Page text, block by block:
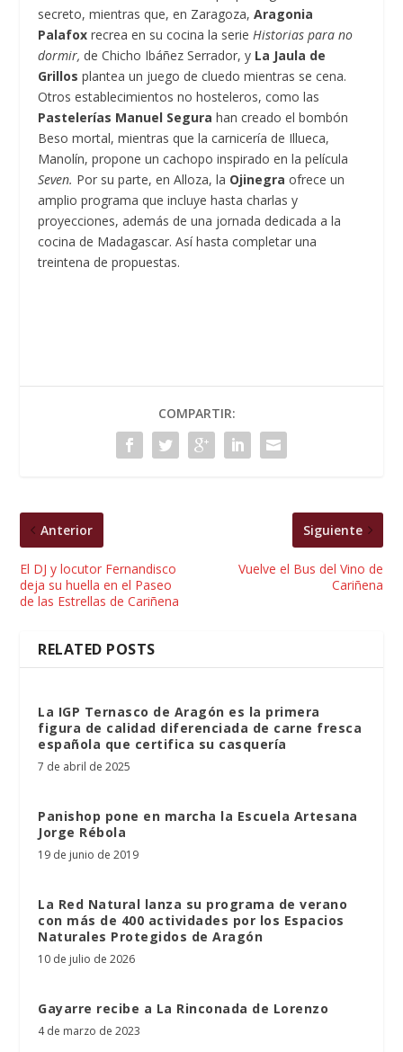
secreto, mientras que, en Zaragoza, Aragonia
Palafox recrea en su cocina la serieHistorias para no
dormir, de Chicho Ibáñez Serrador, y La Jaula de
Grillos plantea un juego de cluedo mientras se cena.
Otros establecimientos no hosteleros, como las
Pastelerías Manuel Segura han creado el bombón
Beso mortal, mientras que la carnicería de Illueca,
Manolín, propone un cachopo inspirado en la película
Seven. Por su parte, en Alloza, la Ojinegra ofrece un
amplio programa que incluye hasta charlas y
proyecciones, además de una jornada dedicada a la
cocina de Madagascar. Así hasta completar una
treintena de propuestas.
COMPARTIR:
Anterior
El DJ y locutor Fernandisco
deja su huella en el Paseo
de las Estrellas de Cariñena
Siguiente
Vuelve el Bus del Vino de
Cariñena
RELATED POSTS
La IGP Ternasco de Aragón es la primera
figura de calidad diferenciada de carne fresca
española que certifica su casquería
7 de abril de 2025
Panishop pone en marcha la Escuela Artesana
Jorge Rébola
19 de junio de 2019
La Red Natural lanza su programa de verano
con más de 400 actividades por los Espacios
Naturales Protegidos de Aragón
10 de julio de 2026
Gayarre recibe a La Rinconada de Lorenzo
4 de marzo de 2023